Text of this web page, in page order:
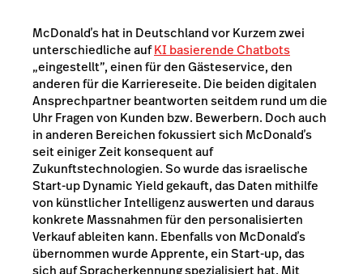
McDonaldʼs hat in Deutschland vor Kurzem zwei
unterschiedliche aufKI basierende Chatbots
„eingestellt”, einen für den Gästeservice, den
anderen für die Karriereseite. Die beiden digitalen
Ansprechpartner beantworten seitdem rund um die
Uhr Fragen von Kunden bzw. Bewerbern. Doch auch
in anderen Bereichen fokussiert sich McDonaldʼs
seit einiger Zeit konsequent auf
Zukunftstechnologien. So wurde das israelische
Start-up Dynamic Yield gekauft, das Daten mithilfe
von künstlicher Intelligenz auswerten und daraus
konkrete Massnahmen für den personalisierten
Verkauf ableiten kann. Ebenfalls von McDonaldʼs
übernommen wurde Apprente, ein Start-up, das
sich auf Spracherkennung spezialisiert hat. Mit